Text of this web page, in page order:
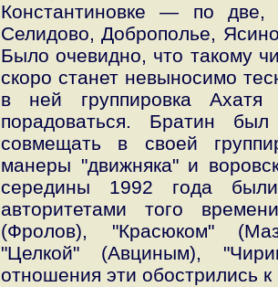
Константиновке — по две,
Селидово, Доброполье,
Было очевидно, что такому
скоро станет невыносимо
в ней группировка
порадоваться. Братин
совмещать в своей
манеры "движняка" и
середины 1992 года
авторитетами того
(Фролов), "Красюком"
"Целкой" (Авциным),
отношения эти обострились к